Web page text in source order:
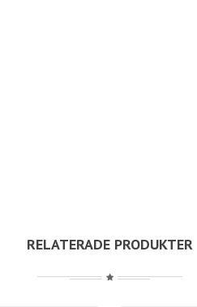
RELATERADE PRODUKTER